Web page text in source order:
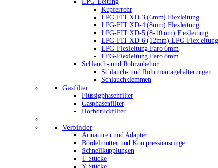
LPG-Leitung
Kupferrohr
LPG-FIT XD-3 (6mm) Flexleitung
LPG-FIT XD-4 (8mm) Flexleitung
LPG-FIT XD-5 (8-10mm) Flexleitung
LPG-FIT XD-6 (12mm) LPG-Flexleitung
LPG-Flexleitung Faro 6mm
LPG-Flexleitung Faro 8mm
Schlauch- und Rohrzubehör
Schlauch- und Rohrmontagehalterungen
Schlauchklemmen
Gasfilter
Flüssigphasenfilter
Gasphasenfilter
Hochdruckfilter
Verbinder
Armaturen und Adapter
Bördelmutter und Kompressionsringe
Schnellkupplungen
T-Stücke
Y-Stücke